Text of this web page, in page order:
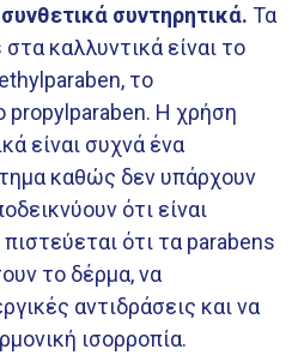
συντηρητικά. Τα
καλλυντικά είναι το
το
propylparaben. Η χρήση
είναι συχνά ένα
καθώς δεν υπάρχουν
ότι είναι
ότι τα parabens
το δέρμα, να
αντιδράσεις και να
ισορροπία.